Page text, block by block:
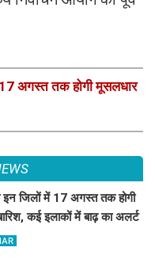
अगस्त तक होगी मूसलधार
इन जिलों में 17 अगस्त तक होगी
कई इलाकों में बाढ़ का अलर्ट